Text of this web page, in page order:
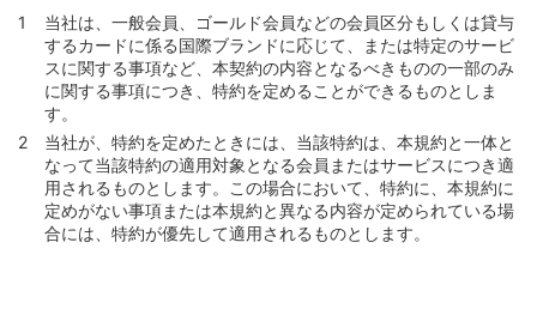
第26条 （カードの利用と会員の責任）
第27条 （カード情報の他人利用または偽造カードの利用
のおそれが生じた場合の調査等）
第28条 （カード情報または偽造カードが利用された場合
の会員の責任）
第29条 （暗証番号が使用された場合の会員の責任）
第30条 （クレジットカード本人認証サービスに関する義
務およびこれが利用された場合の会員の責任）
当社は、一般会員、ゴールド会員などの会員区分もしくは貸与
するカードに係る国際ブランドに応じて、または特定のサービ
スに関する事項など、本契約の内容となるべきものの一部のみ
に関する事項につき、特約を定めることができるものとしま
す。
当社が、特約を定めたときには、当該特約は、本規約と一体と
なって当該特約の適用対象となる会員またはサービスにつき適
用されるものとします。この場合において、特約に、本規約に
定めがない事項または本規約と異なる内容が定められている場
合には、特約が優先して適用されるものとします。